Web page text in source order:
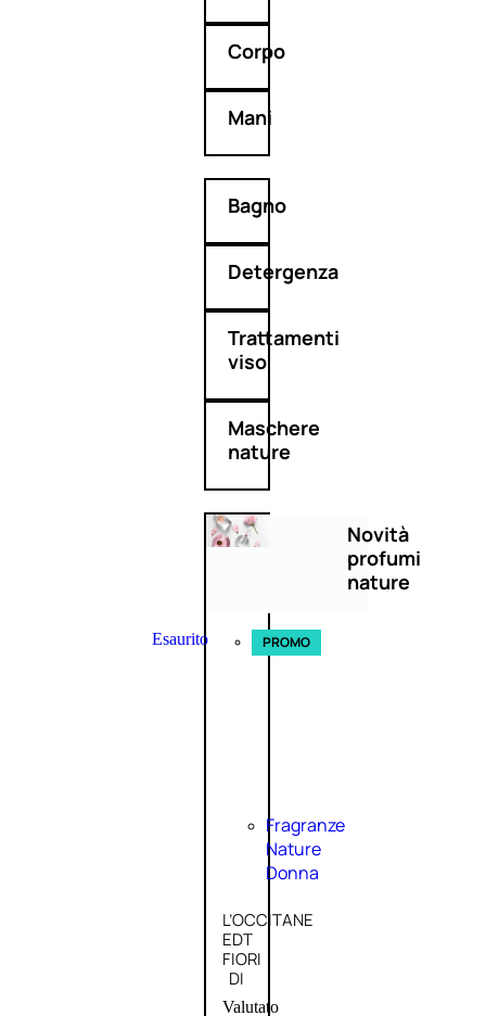
Corpo
Mani
Bagno
Detergenza
Trattamenti
viso
Maschere
nature
Novità
profumi
nature
Esaurito PROMO
Fragranze
Nature
Donna
L’OCCITANE
EDT
FIORI
DI
Valutato